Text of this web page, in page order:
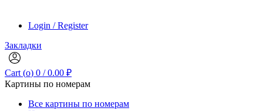
Login / Register
Закладки
Cart (o) 0 / 0.00 ₽
Картины по номерам
Все картины по номерам